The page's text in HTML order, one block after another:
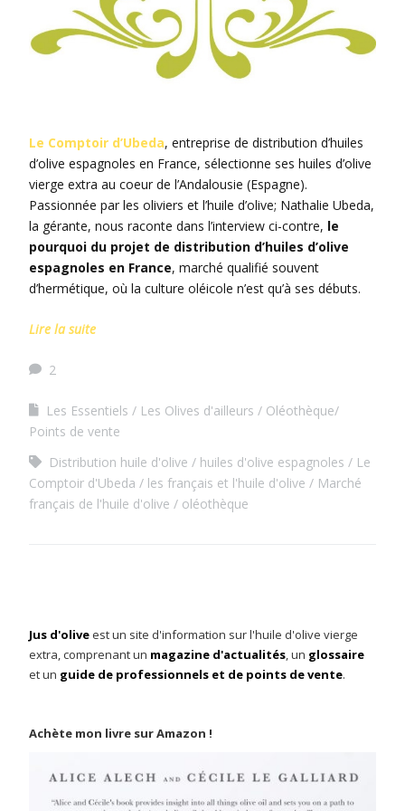
Le Comptoir d’Ubeda, entreprise de distribution d’huiles
d’olive espagnoles en France, sélectionne ses huiles d’olive
vierge extra au coeur de l’Andalousie (Espagne).
Passionnée par les oliviers et l’huile d’olive; Nathalie Ubeda,
la gérante, nous raconte dans l’interview ci-contre, le
pourquoi du projet de distribution d’huiles d’olive
espagnoles en France, marché qualifié souvent
d’hermétique, où la culture oléicole n’est qu’à ses débuts.
Lire la suite
2
Les Essentiels Les Olives d'ailleurs
Oléothèque/
Points de vente
Distribution huile d'olive
huiles d'olive espagnoles
Le
Comptoir d'Ubeda
les français et l'huile d'olive
Marché
français de l'huile d'olive
oléothèque
Jus d'oliveest un site d'information sur l'huile d'olive vierge
extra, comprenant un magazine d'actualités, un glossaire
et un guide de professionnels et de points de vente.
Achète mon livre sur Amazon !